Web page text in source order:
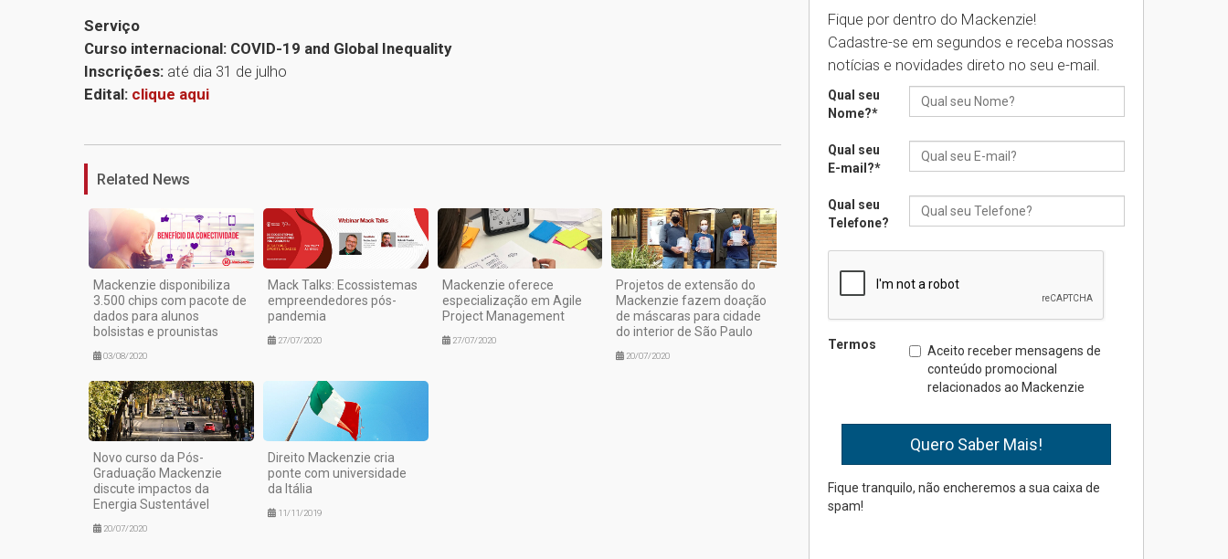
Serviço
Curso internacional: COVID-19 and Global Inequality
Inscrições: até dia 31 de julho
Edital: clique aqui
Related News
Mackenzie disponibiliza
3.500 chips com pacote de
dados para alunos
bolsistas e prounistas
03/08/2020
Mack Talks: Ecossistemas
empreendedores pós-
pandemia
27/07/2020
Mackenzie oferece
especialização em Agile
Project Management
27/07/2020
Projetos de extensão do
Mackenzie fazem doação
de máscaras para cidade
do interior de São Paulo
20/07/2020
Novo curso da Pós-
Graduação Mackenzie
discute impactos da
Energia Sustentável
20/07/2020
Direito Mackenzie cria
ponte com universidade
da Itália
11/11/2019
Como os pais podem investir
na educação dos filhos além
da escola
04.08.2026
Transformadora reúne
docentes para debater
inovação e desafios da
04.08.2026
finalista do Prêmio Jabuti
com obra sobre ética e
arquitetura contemporânea
parcerias internacionais
03.08.2026
Fique por dentro do Mackenzie!
Cadastre-se em segundos e receba nossas
notícias e novidades direto no seu e-mail.
Qual seu
Nome?*
Qual seu
E-mail?*
Qual seu
Telefone?
Termos
Aceito receber mensagens de
conteúdo promocional
relacionados ao Mackenzie
Fique tranquilo, não encheremos a sua caixa de
spam!